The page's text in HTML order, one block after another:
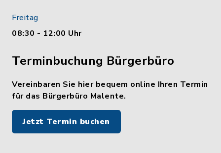
Freitag
08:30 - 12:00 Uhr
Terminbuchung Bürgerbüro
Vereinbaren Sie hier bequem online Ihren Termin
für das Bürgerbüro Malente.
Jetzt Termin buchen